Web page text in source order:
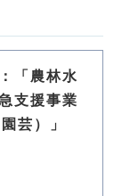
「農林水
支援事業
芸）」